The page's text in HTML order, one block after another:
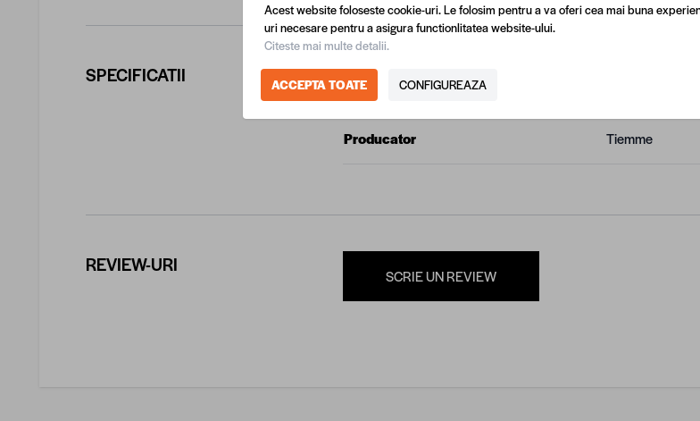
SPECIFICATII
COD EAN
Producator Tiemme
REVIEW-URI SCRIE UN REVIEW
Acest website foloseste cookie-uri. Le folosim pentru a va oferi cea mai buna
uri necesare pentru a asigura functionlitatea website-ului.
Citeste mai multe detalii.
ACCEPTA TOATE CONFIGUREAZA